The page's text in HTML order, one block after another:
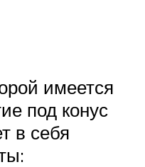
имеется
под конус
в себя